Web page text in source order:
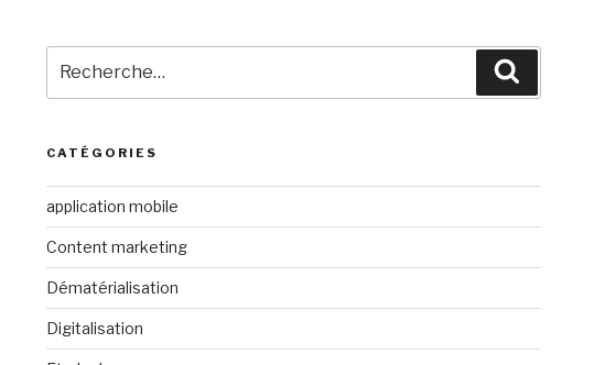
pour
:
CATÉGORIES
application mobile
Content marketing
Dématérialisation
Digitalisation